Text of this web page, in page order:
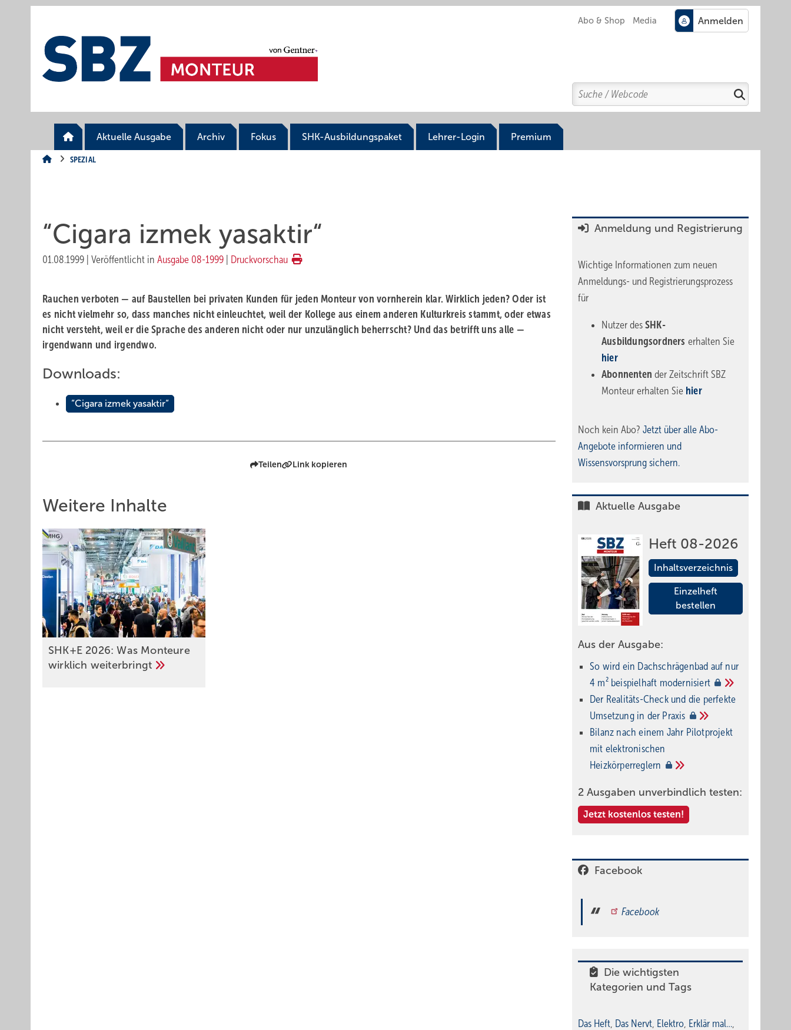
Abo & Shop Media
Search
Suchen
Aktuelle Ausgabe Archiv Fokus SHK-Ausbildungspaket Lehrer-Login Premium
SPEZIAL
“Cigara izmek yasaktir“
01.08.1999 Veröffentlicht in Ausgabe 08-1999 Druckvorschau
Rauchen verboten — auf Baustellen bei privaten Kunden für jeden Monteur von vornherein klar. Wirklich jeden? Oder ist
es nicht vielmehr so, dass manches nicht einleuchtet, weil der Kollege aus einem anderen Kulturkreis stammt, oder etwas
nicht versteht, weil er die Sprache des anderen nicht oder nur unzulänglich beherrscht? Und das betrifft uns alle —
irgendwann und irgendwo.
Downloads:
“Cigara izmek yasaktir“
Teilen Link kopieren
Weitere Inhalte
SHK+E 2026: Was Monteure
wirklich weiterbringt
Anmeldung und Registrierung
Wichtige Informationen zum neuen
Anmeldungs- und Registrierungsprozess
für
Nutzer des SHK-
Ausbildungsordners erhalten Sie
hier
Abonnentender Zeitschrift SBZ
Monteur erhalten Sie hier
Noch kein Abo? Jetzt über alle Abo-
Angebote informieren und
Wissensvorsprung sichern.
Aktuelle Ausgabe
Heft 08-2026
Inhaltsverzeichnis
Einzelheft
bestellen
Aus der Ausgabe:
So wird ein Dach­schrägenbad auf nur
4 m² beispielhaft modernisiert
Der Realitäts-Check und die perfekte
Umsetzung in der Praxis
Bilanz nach einem Jahr Pilotprojekt
mit elektronischen
Heizkörperreglern
2 Ausgaben unverbindlich testen:
Jetzt kostenlos testen!
Facebook
Facebook
Die wichtigsten
Kategorien und Tags
Das Heft, Das Nervt, Elektro, Erklär mal…,